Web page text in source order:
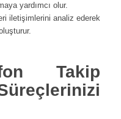
yardımcı olur.
iletişimlerini analiz ederek
Takip